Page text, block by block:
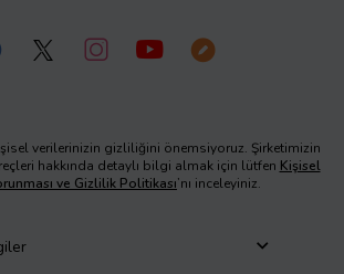
verilerinizin gizliliğini önemsiyoruz. Şirketimizin
hakkında detaylı bilgi almak için lütfen Kişisel
ve Gizlilik Politikası’nı inceleyiniz.